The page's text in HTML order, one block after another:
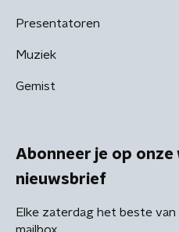
Presentatoren
Muziek
Gemist
Abonneer je op onze
nieuwsbrief
Elke zaterdag het beste van
mailbox